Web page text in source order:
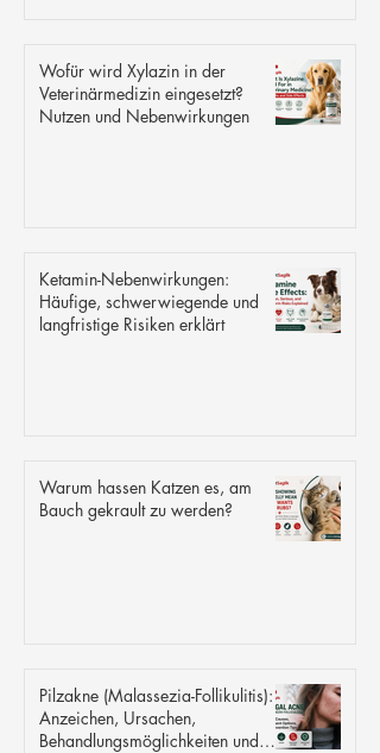
Wofür wird Xylazin in der
Veterinärmedizin eingesetzt?
Nutzen und Nebenwirkungen
Ketamin-Nebenwirkungen:
Häufige, schwerwiegende und
langfristige Risiken erklärt
Warum hassen Katzen es, am
Bauch gekrault zu werden?
Pilzakne (Malassezia-Follikulitis):
Anzeichen, Ursachen,
Behandlungsmöglichkeiten und